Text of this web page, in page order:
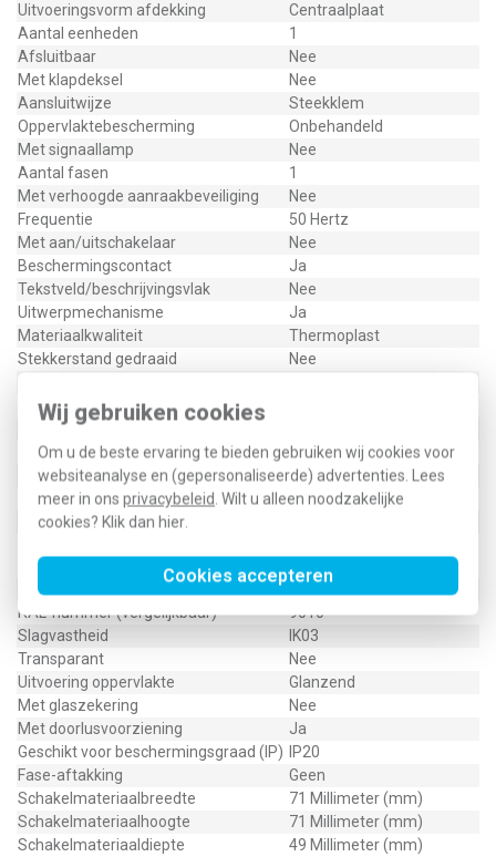
Wij gebruiken cookies
Om u de beste ervaring te bieden gebruiken wij cookies voor
websiteanalyse en (gepersonaliseerde) advertenties. Lees
meer in ons privacybeleid . Wilt u alleen noodzakelijke
cookies? Klik dan hier
Cookies accepteren
Uitvoeringsvorm afdekking
Centraalplaat
Aantal eenheden
1
Afsluitbaar
Nee
Met klapdeksel
Nee
Aansluitwijze
Steekklem
Oppervlaktebescherming
Onbehandeld
Met signaallamp
Nee
Aantal fasen
1
Met verhoogde aanraakbeveiliging
Nee
Frequentie
50 Hertz
Met aan/uitschakelaar
Nee
Beschermingscontact
Ja
Tekstveld/beschrijvingsvlak
Nee
Uitwerpmechanisme
Ja
Materiaalkwaliteit
Thermoplast
Stekkerstand gedraaid
Nee
Foutstroombeveiliging
Speciale voeding
Geïsoleerde montage
Ja
Materiaal
Kunststof
Nom. foutstroom
0 Milliampère (mA)
Bevestigingswijze
(conform VDE)
Nee
Opdruk/indicatie
RAL-nummer (vergelijkbaar)
9010
Slagvastheid
IK03
Transparant
Nee
Uitvoering oppervlakte
Glanzend
Met glaszekering
Nee
Met doorlusvoorziening
Ja
Geschikt voor beschermingsgraad (IP)
IP20
Fase-aftakking
Geen
Schakelmateriaalbreedte
71 Millimeter (mm)
Schakelmateriaalhoogte
71 Millimeter (mm)
Schakelmateriaaldiepte
49 Millimeter (mm)